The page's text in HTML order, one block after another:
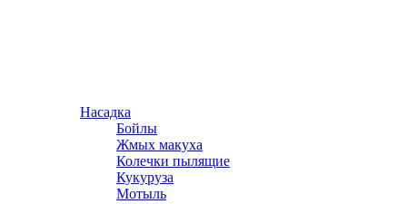
Насадка
Бойлы
Жмых макуха
Колечки пылящие
Кукуруза
Мотыль